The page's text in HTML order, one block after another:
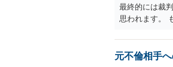
最終的には裁
思われます。
の離婚に固執
ありますので
元不倫相手